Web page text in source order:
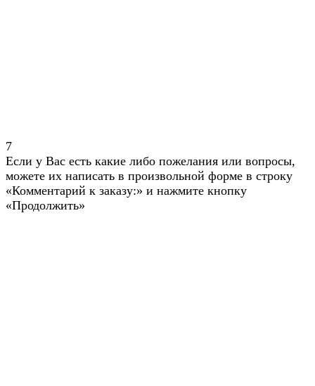
7
Если у Вас есть какие либо пожелания или вопросы,
можете их написать в произвольной форме в строку
«Комментарий к заказу:» и нажмите кнопку
«Продолжить»